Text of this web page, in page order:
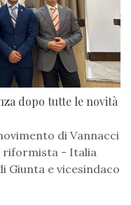
dopo tutte le novità
di Vannacci
riformista - Italia
Giunta e vicesindaco